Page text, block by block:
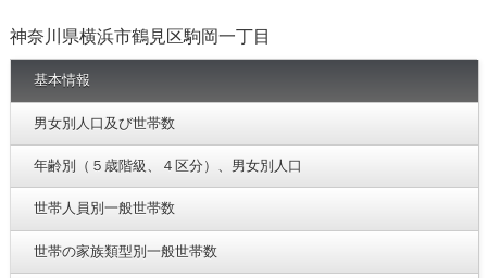
神奈川県横浜市鶴見区駒岡一丁目
基本情報
男女別人口及び世帯数
年齢別（５歳階級、４区分）、男女別人口
世帯人員別一般世帯数
世帯の家族類型別一般世帯数